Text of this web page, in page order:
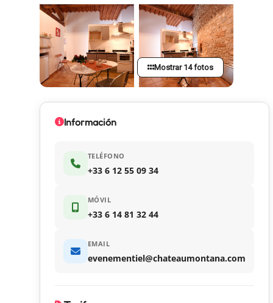
Mostrar 14 fotos
Información
TELÉFONO
+33 6 12 55 09 34
MÓVIL
+33 6 14 81 32 44
EMAIL
evenementiel@chateaumontana.com